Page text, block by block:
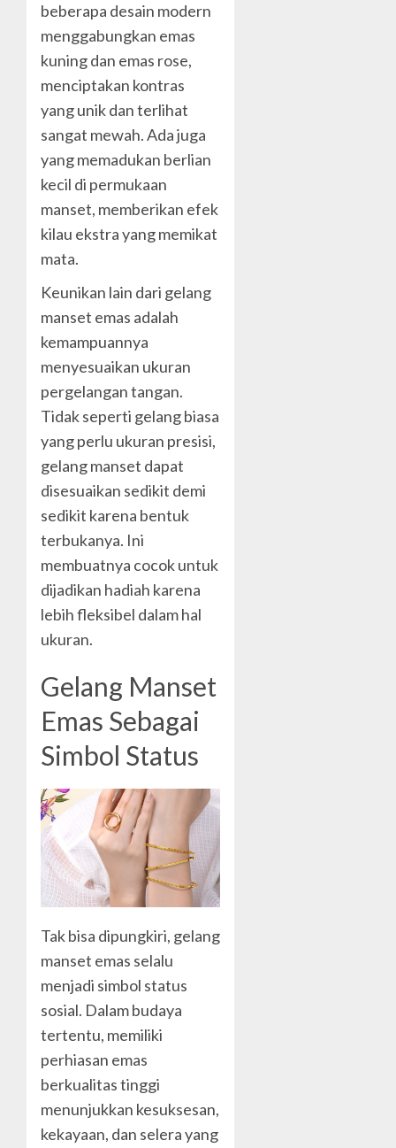
beberapa desain modern
menggabungkan emas
kuning dan emas rose,
menciptakan kontras
yang unik dan terlihat
sangat mewah. Ada juga
yang memadukan berlian
kecil di permukaan
manset, memberikan efek
kilau ekstra yang memikat
mata.
Keunikan lain dari gelang
manset emas adalah
kemampuannya
menyesuaikan ukuran
pergelangan tangan.
Tidak seperti gelang biasa
yang perlu ukuran presisi,
gelang manset dapat
disesuaikan sedikit demi
sedikit karena bentuk
terbukanya. Ini
membuatnya cocok untuk
dijadikan hadiah karena
lebih fleksibel dalam hal
ukuran.
Gelang Manset
Emas Sebagai
Simbol Status
Tak bisa dipungkiri, gelang
manset emas selalu
menjadi simbol status
sosial. Dalam budaya
tertentu, memiliki
perhiasan emas
berkualitas tinggi
menunjukkan kesuksesan,
kekayaan, dan selera yang